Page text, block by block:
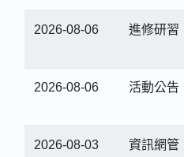
2026-08-06 進修研習
2026-08-06 活動公告
2026-08-03 資訊網管